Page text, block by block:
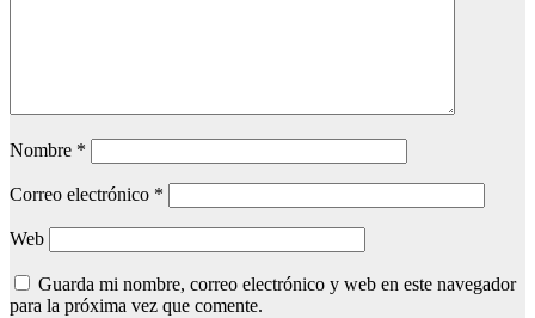
Nombre *
Correo electrónico *
Web
Guarda mi nombre, correo electrónico y web en este navegador
para la próxima vez que comente.